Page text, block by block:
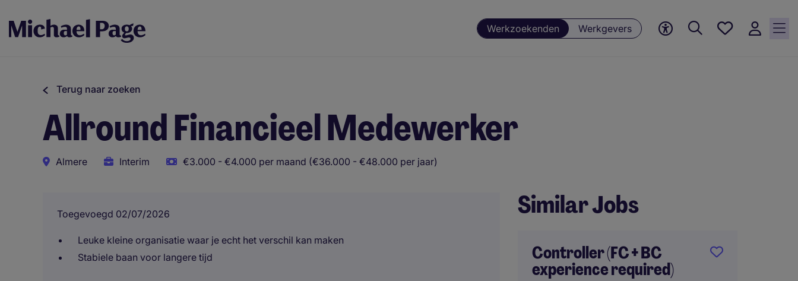
Werkzoekenden Werkgevers
Favorieten,
Terug naar zoeken
Allround Financieel Medewerker
Almere Interim €3.000 - €4.000 per maand (€36.000 - €48.000 per jaar)
Toegevoegd 02/07/2026
Leuke kleine organisatie waar je echt het verschil kan maken
Stabiele baan voor langere tijd
Similar Jobs
Controller (FC + BC
experience required)